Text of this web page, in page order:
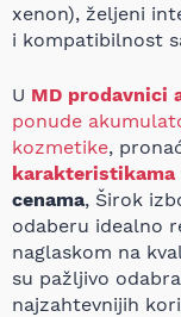
xenon), željeni
i kompatibilnost
U MD prodavnici
ponude
kozmetike,
karakteristikama
cenama, Širok
odaberu idealno
naglaskom na
su pažljivo
najzahtevnijih